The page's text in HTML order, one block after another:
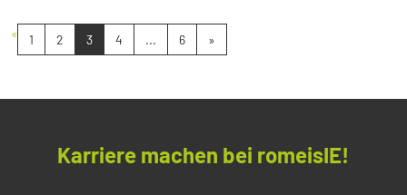
« 1 2 3 4 ... 6 »
Karriere machen bei romeisIE!